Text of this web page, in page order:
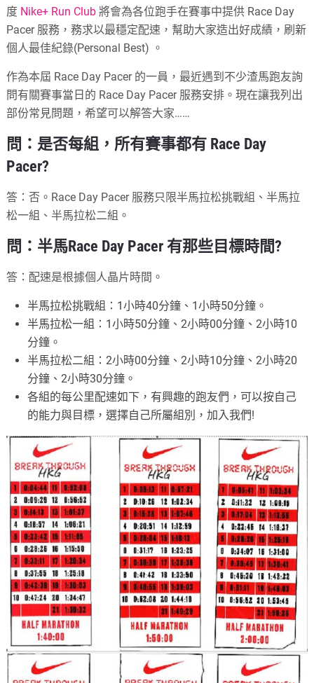
度 Nike+ Run Club 將會為各位跑手在賽事中提供 Race Day
Pacer 服務，務求以最穩定配速，幫助大家造出好成績，刷新
個人最佳紀錄(Personal Best) 。
作為本屆 Race Day Pacer 的一員，最近遇到不少渣馬跑友詢
問有關賽事當日的 Race Day Pacer 服務安排。現在讓我列出
部份常見問題，希望可以解答大家……
問：是否每組，所有賽事都有 Race Day
Pacer?
答：否。Race Day Pacer 服務只限半馬拉松挑戰組、半馬拉
松一組、半馬拉松二組。
問：半馬Race Day Pacer 有那些目標時間?
答：配速是根據個人晶片時間。
半馬拉松挑戰組：1小時40分鐘、1小時50分鐘。
半馬拉松一組：1小時50分鐘、2小時00分鐘、2小時10
分鐘。
半馬拉松二組：2小時00分鐘、2小時10分鐘、2小時20
分鐘、2小時30分鐘。
各組的每公里配速如下，有興趣的跑友們，可以按自己
的能力與目標，選擇自己所屬組別，加入我們!